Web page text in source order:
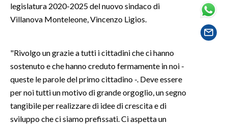
SARDI NEL MONDO
NOTIZIE
EVENTI
#CARAUNIONE
legislatura 2020-2025 del nuovo sindaco di
Villanova Monteleone, Vincenzo Ligios.
"Rivolgo un grazie a tutti i cittadini che ci hanno
sostenuto e che hanno creduto fermamente in noi -
queste le parole del primo cittadino -. Deve essere
per noi tutti un motivo di grande orgoglio, un segno
tangibile per realizzare di idee di crescita e di
sviluppo che ci siamo prefissati. Ci aspetta un